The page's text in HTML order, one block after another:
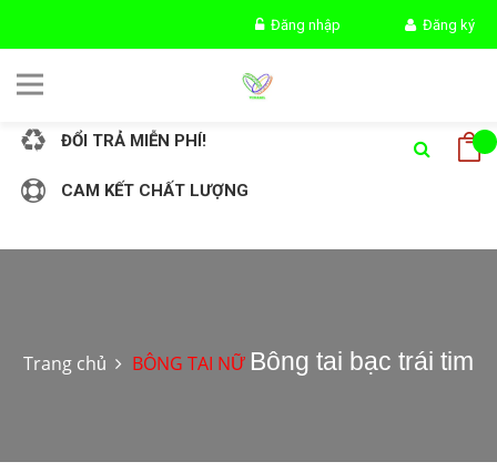
Đăng nhập Đăng ký
ĐỔI TRẢ MIỄN PHÍ!
CAM KẾT CHẤT LƯỢNG
Trang chủ BÔNG TAI NỮ Bông tai bạc trái tim